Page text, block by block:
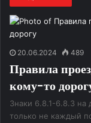
20.06.2024 489
Правила
кому-то
Знаки 6.8.1-6.8.3 на
только не каждый